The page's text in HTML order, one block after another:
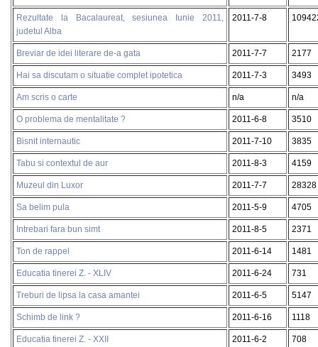
Rezultate la Bacalaureat, sesiunea Iunie 2011,
judetul Alba
2011-7-8
Breviar de idei literare de-a gata 2011-7-7 2177
Hai sa discutam o situatie complet ipotetica 2011-7-3 3493
Am scris o carte n/a n/a
O problema de mentalitate ? 2011-6-8 3510
Bisnit internautic 2011-7-10 3835
Tabu si contextul de aur 2011-8-3 4159
Muzeul din Luxor 2011-7-7 28328
Sa belim pula 2011-5-9 4705
Intrebari fara bun simt 2011-8-5 2371
Ton de rappel 2011-6-14 1481
Educatia tinerei Z. - XLIV 2011-6-24 731
Treburi de lipsa la casa amantei 2011-6-5 5147
Schimb de link ? 2011-6-16 1118
Educatia tinerei Z. - XXII 2011-6-2 708